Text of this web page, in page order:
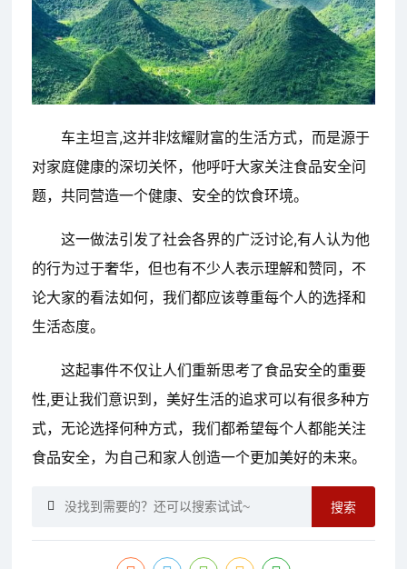
车主坦言,这并非炫耀财富的生活方式，而是源于
对家庭健康的深切关怀，他呼吁大家关注食品安全问
题，共同营造一个健康、安全的饮食环境。
这一做法引发了社会各界的广泛讨论,有人认为他
的行为过于奢华，但也有不少人表示理解和赞同，不
论大家的看法如何，我们都应该尊重每个人的选择和
生活态度。
这起事件不仅让人们重新思考了食品安全的重要
性,更让我们意识到，美好生活的追求可以有很多种方
式，无论选择何种方式，我们都希望每个人都能关注
食品安全，为自己和家人创造一个更加美好的未来。
搜索